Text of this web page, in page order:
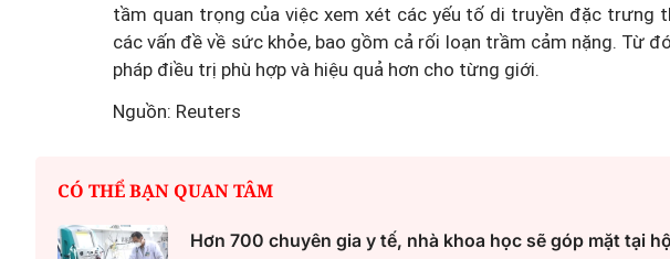
tầm quan trọng của việc xem xét các yếu tố di truyền đặc trưng
các vấn đề về sức khỏe, bao gồm cả rối loạn trầm cảm nặng. Từ
pháp điều trị phù hợp và hiệu quả hơn cho từng giới.
Nguồn: Reuters
CÓ THỂ BẠN QUAN TÂM
Hơn 700 chuyên gia y tế, nhà khoa học sẽ góp mặt tại